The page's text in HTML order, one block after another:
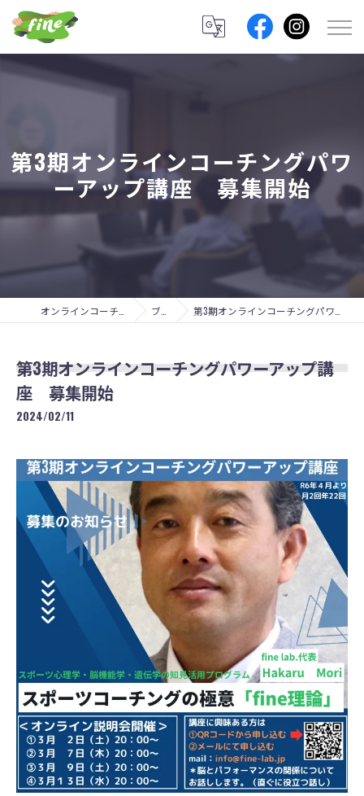
第3期オンラインコーチングパワ
ーアップ講座 募集開始
ブログ 第3期オンラインコーチングパワーアップ講座 募集開始
第3期オンラインコーチングパワーアップ講
座 募集開始
2024/02/11